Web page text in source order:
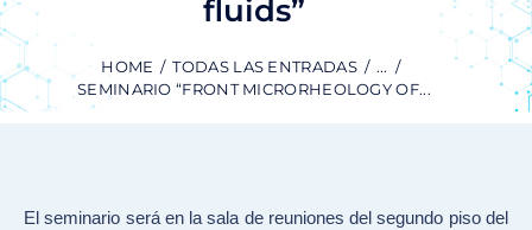
fluids”
HOME TODAS LAS ENTRADAS
...
SEMINARIO “FRONT MICRORHEOLOGY OF...
Elseminario será en la sala de reuniones del segundo piso del